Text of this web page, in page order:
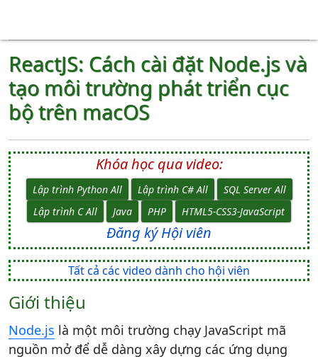
ReactJS: Cách cài đặt Node.js và
tạo môi trường phát triển cục
bộ trên macOS
Khóa học qua video:
Lập trình Python All Lập trình C# All
SQL Server All
Lập trình C All
Java PHP HTML5-CSS3-JavaScript
Đăng ký Hội viên
Tất cả các video dành cho hội viên
Giới thiệu
Node.js là một môi trường chạy JavaScript mã
nguồn mở để dễ dàng xây dựng các ứng dụng